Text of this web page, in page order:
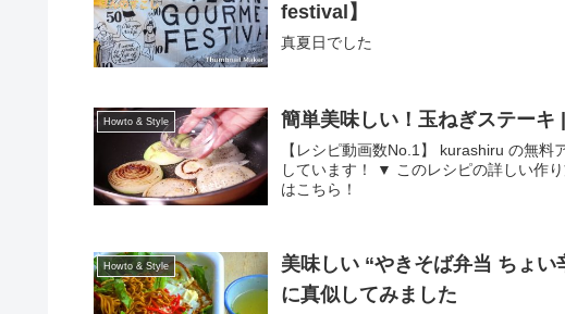
festival】
真夏日でした
Howto & Style 簡単美味しい！玉ねぎステー
【レシピ動画数No.1】 kurashiru の無
しています！ ▼ このレシピの詳しい作
はこちら！
Howto & Style
美味しい “やきそば弁当 ちょ
に真似してみました